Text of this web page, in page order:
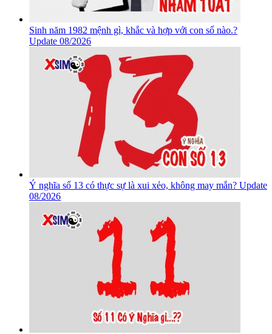
Sinh năm 1982 mệnh gì, khắc và hợp với con số nào.?
Update 08/2026
Ý nghĩa số 13 có thực sự là xui xẻo, không may mắn? Update
08/2026